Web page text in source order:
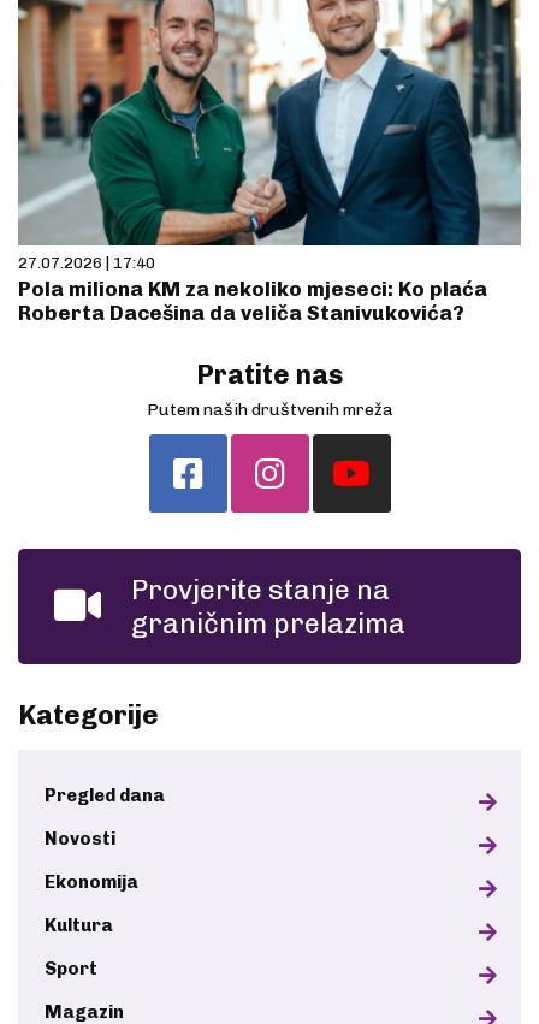
27.07.2026 | 17:40
Pola miliona KM za nekoliko mjeseci: Ko plaća
Roberta Dacešina da veliča Stanivukovića?
Pratite nas
Putem naših društvenih mreža
Provjerite stanje na
graničnim prelazima
Kategorije
Pregled dana
Novosti
Ekonomija
Kultura
Sport
Magazin